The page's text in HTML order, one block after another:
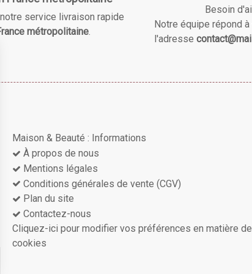
service livraison rapide
métropolitaine.
Besoin
Notre équipe répond
l'adresse
Maison & Beauté : Informations
À propos de nous
Mentions légales
Conditions générales de vente (CGV)
Plan du site
Contactez-nous
Cliquez-ici pour modifier vos préférences en matière de
cookies